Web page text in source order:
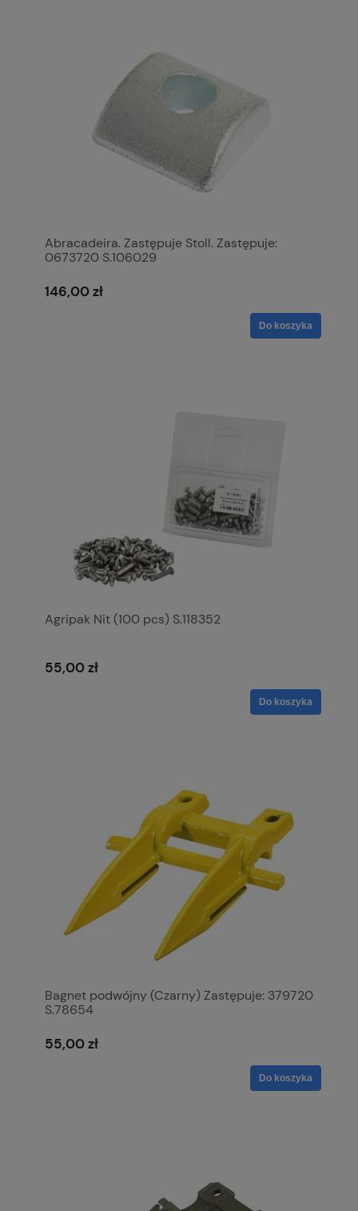
Abracadeira. Zastępuje Stoll. Zastępuje:
0673720 S.106029
146,00 zł
Do koszyka
Agripak Nit (100 pcs) S.118352
55,00 zł
Do koszyka
Bagnet podwójny (Czarny) Zastępuje: 379720
S.78654
55,00 zł
Do koszyka